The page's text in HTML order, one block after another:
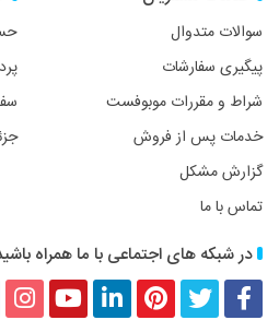
سوالات متدوال
پیگیری سفارشات
شراط و مقررات موبوفست
خدمات پس از فروش
گزارش مشکل
تماس با ما
در شبکه های اجتماعی با ما همراه
فیسبوکتوییترپینترستلینکداینیوتیوب